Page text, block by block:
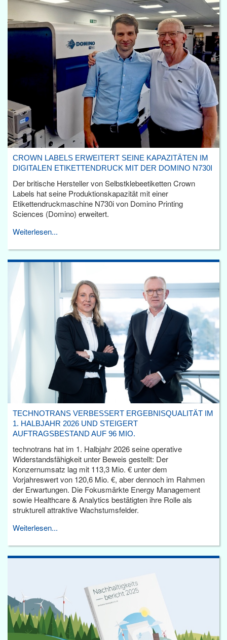
CROWN LABELS ERWEITERT SEINE KAPAZITÄTEN IM
DIGITALEN ETIKETTENDRUCK MIT DER DOMINO N730I
Der britische Hersteller von Selbstklebeetiketten Crown
Labels hat seine Produktionskapazität mit einer
Etikettendruckmaschine N730i von Domino Printing
Sciences (Domino) erweitert.
Weiterlesen...
TECHNOTRANS VERBESSERT ERGEBNISQUALITÄT IM
1. HALBJAHR 2026 UND STEIGERT
AUFTRAGSBESTAND AUF 96 MIO.
technotrans hat im 1. Halbjahr 2026 seine operative
Widerstandsfähigkeit unter Beweis gestellt: Der
Konzernumsatz lag mit 113,3 Mio. € unter dem
Vorjahreswert von 120,6 Mio. €, aber dennoch im Rahmen
der Erwartungen. Die Fokusmärkte Energy Management
sowie Healthcare & Analytics bestätigten ihre Rolle als
strukturell attraktive Wachstumsfelder.
Weiterlesen...